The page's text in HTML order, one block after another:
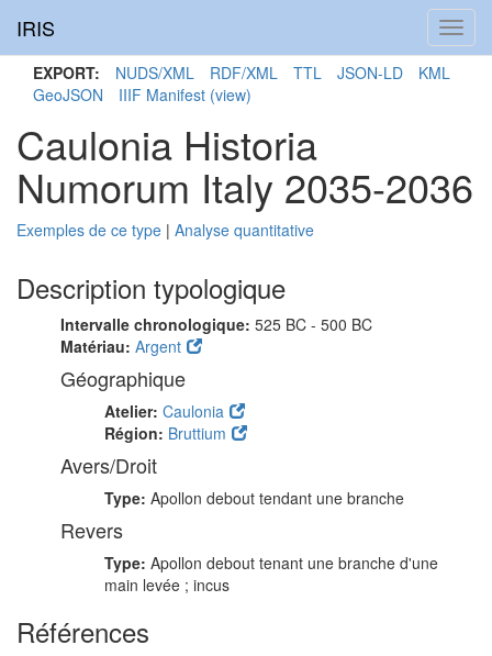
IRIS
EXPORT: NUDS/XML RDF/XML TTL JSON-LD
KML
GeoJSON
IIIF Manifest (view)
Caulonia Historia
Numorum Italy 2035-2036
Exemples de ce type | Analyse quantitative
Description typologique
Intervalle chronologique: 525 BC - 500 BC
Matériau: Argent
Géographique
Atelier: Caulonia
Région: Bruttium
Avers/Droit
Type: Apollon debout tendant une branche
Revers
Type: Apollon debout tenant une branche d'une
main levée ; incus
Références